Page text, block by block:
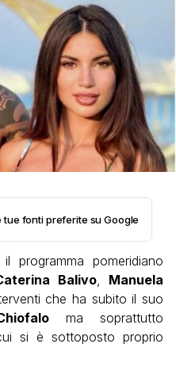
tue fonti preferite su Google
programma pomeridiano
Balivo, Manuela
che ha subito il suo
ma soprattutto
si è sottoposto proprio